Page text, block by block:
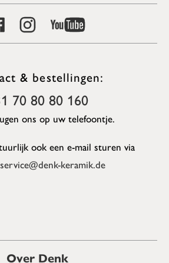
& bestellingen:
70 80 80 160
ons op uw telefoontje.
ook een e-mail sturen via
keramik.de
Over Denk